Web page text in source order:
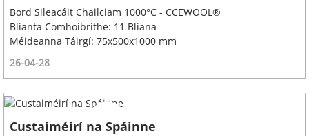
Bord Sileacáit Chailciam 1000°C - CCEWOOL®
Blianta Comhoibrithe: 11 Bliana
Méideanna Táirgí: 75x500x1000 mm
26-04-28
Custaiméirí na Spáinne